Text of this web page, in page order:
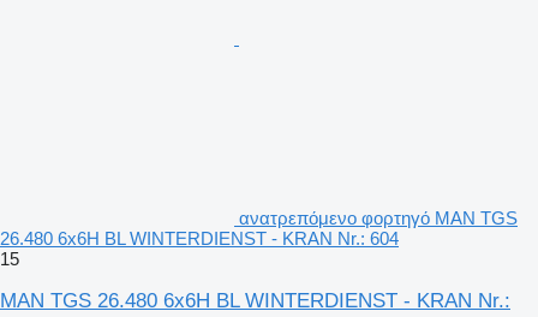
ανατρεπόμενο φορτηγό MAN TGS
26.480 6x6H BL WINTERDIENST - KRAN Nr.: 604
15
MAN TGS 26.480 6x6H BL WINTERDIENST - KRAN Nr.: